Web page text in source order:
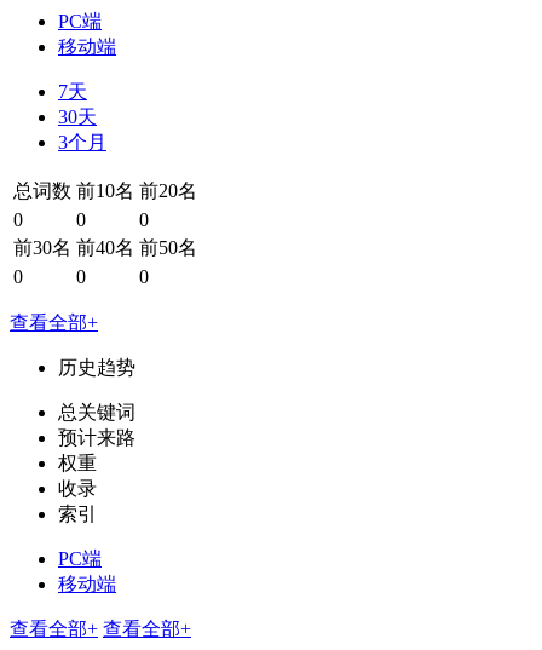
PC端
移动端
7天
30天
3个月
总词数 前10名 前20名
0
0
0
前30名 前40名 前50名
0
0 0
查看全部+
历史趋势
总关键词
预计来路
权重
收录
索引
PC端
移动端
查看全部+ 查看全部+